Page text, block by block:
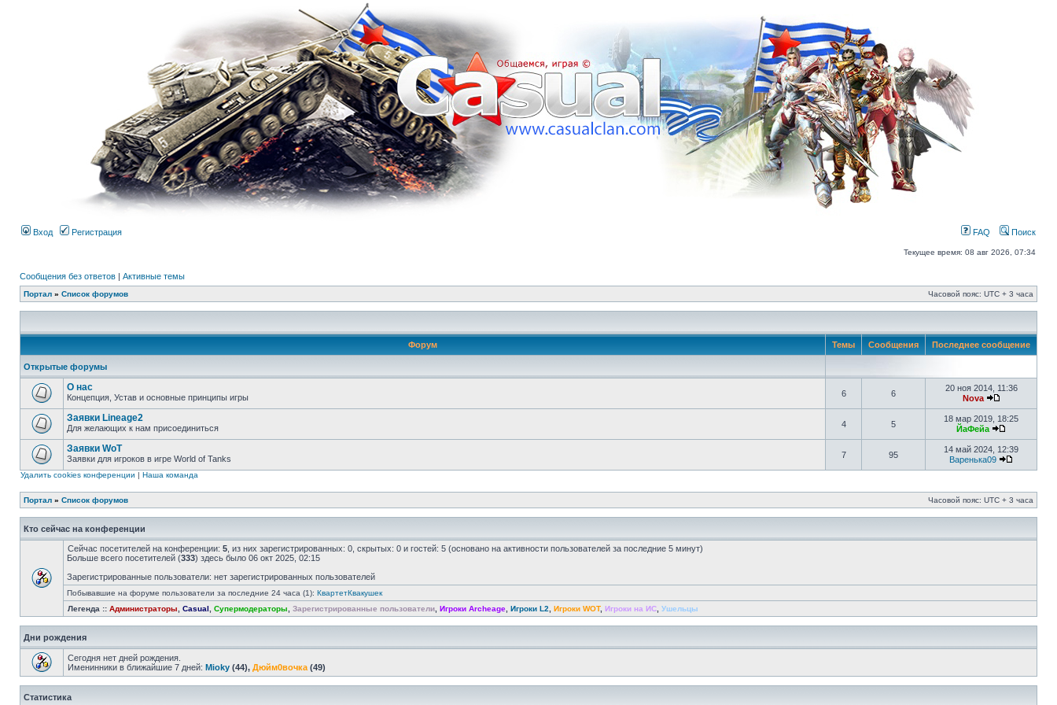
Вход Регистрация FAQ Поиск
Текущее время: 08 авг 2026, 07:34
Сообщения без ответов | Активные темы
Портал » Список форумов Часовой пояс: UTC + 3 часа
Форум Темы Сообщения Последнее сообщение
Открытые форумы
О нас
Концепция, Устав и основные принципы игры 6 6
20 ноя 2014, 11:36
Nova
Заявки Lineage2
Для желающих к нам присоединиться 4 5
18 мар 2019, 18:25
ЙаФейа
Заявки WoT
Заявки для игроков в игре World of Tanks 7 95
14 май 2024, 12:39
Варенька09
Удалить cookies конференции | Наша команда
Портал » Список форумов Часовой пояс: UTC + 3 часа
Кто сейчас на конференции
Сейчас посетителей на конференции: 5 , из них зарегистрированных: 0, скрытых: 0 и гостей: 5 (основано на активности пользователей за последние 5 минут)
Больше всего посетителей (333) здесь было 06 окт 2025, 02:15
Зарегистрированные пользователи: нет зарегистрированных пользователей
Побывавшие на форуме пользователи за последние 24 часа (1): КвартетКвакушек
Легенда :: Администраторы Casual Супермодераторы Зарегистрированные пользователи Игроки Archeage Игроки L2 Игроки WOT, Игроки на ИС Ушельцы
Дни рождения
Сегодня нет дней рождения.
Именинники в ближайшие 7 дней: Mioky (44), Дюйм0вочка (49)
Статистика